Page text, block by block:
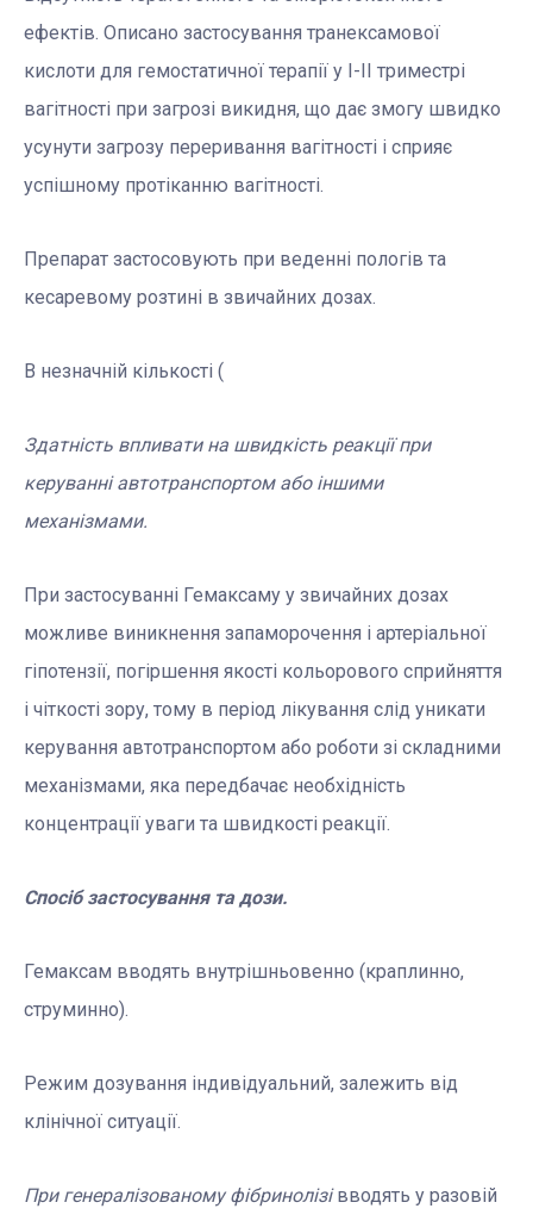
ефектів. Описано застосування транексамової
кислоти для гемостатичної терапії у І-ІІ триместрі
вагітності при загрозі викидня, що дає змогу швидко
усунути загрозу переривання вагітності і сприяє
успішному протіканню вагітності.
Препарат застосовують при веденні пологів та
кесаревому розтині в звичайних дозах.
В незначній кількості (
Здатність впливати на швидкість реакції при
керуванні автотранспортом або іншими
механізмами.
При застосуванні Гемаксаму у звичайних дозах
можливе виникнення запаморочення і артеріальної
гіпотензії, погіршення якості кольорового сприйняття
і чіткості зору, тому в період лікування слід уникати
керування автотранспортом або роботи зі складними
механізмами, яка передбачає необхідність
концентрації уваги та швидкості реакції.
Спосіб застосування та дози.
Гемаксам вводять внутрішньовенно (краплинно,
струминно).
Режим дозування індивідуальний, залежить від
клінічної ситуації.
При генералізованому фібринолізівводять у разовій